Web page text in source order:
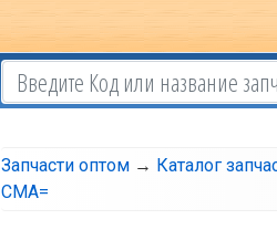
Запчасти оптом → Каталог
СМА=